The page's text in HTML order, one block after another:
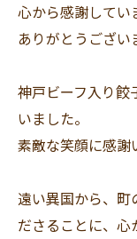
心から感謝してい
ありがとうござい
神戸ビーフ入り餃
いました。
素敵な笑顔に感謝
遠い異国から、町
ださることに、心